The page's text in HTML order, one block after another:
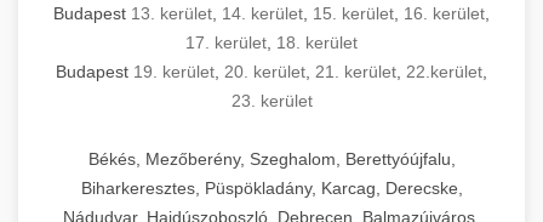
Budapest 13. kerület 14. kerület 15. kerület 16. kerület
17. kerület 18. kerület
Budapest 19. kerület 20. kerület 21. kerület 22.kerület
23. kerület
Békés, Mezőberény, Szeghalom, Berettyóújfalu,
Biharkeresztes, Püspökladány, Karcag, Derecske,
Nádudvar, Hajdúszoboszló, Debrecen, Balmazújváros,